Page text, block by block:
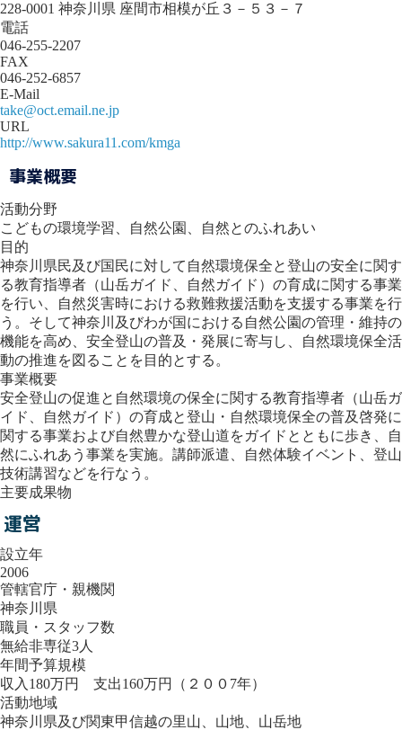
228-0001 神奈川県 座間市相模が丘３－５３－７
電話
046-255-2207
FAX
046-252-6857
E-Mail
take@oct.email.ne.jp
URL
http://www.sakura11.com/kmga
事業概要
活動分野
こどもの環境学習、自然公園、自然とのふれあい
目的
神奈川県民及び国民に対して自然環境保全と登山の安全に関す
る教育指導者（山岳ガイド、自然ガイド）の育成に関する事業
を行い、自然災害時における救難救援活動を支援する事業を行
う。そして神奈川及びわが国における自然公園の管理・維持の
機能を高め、安全登山の普及・発展に寄与し、自然環境保全活
動の推進を図ることを目的とする。
事業概要
安全登山の促進と自然環境の保全に関する教育指導者（山岳ガ
イド、自然ガイド）の育成と登山・自然環境保全の普及啓発に
関する事業および自然豊かな登山道をガイドとともに歩き、自
然にふれあう事業を実施。講師派遣、自然体験イベント、登山
技術講習などを行なう。
主要成果物
運営
設立年
2006
管轄官庁・親機関
神奈川県
職員・スタッフ数
無給非専従3人
年間予算規模
収入180万円 支出160万円（２００7年）
活動地域
神奈川県及び関東甲信越の里山、山地、山岳地